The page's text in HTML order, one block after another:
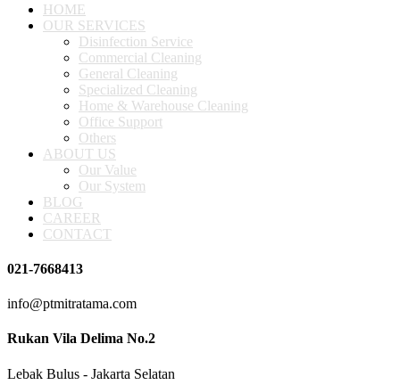
HOME
OUR SERVICES
Disinfection Service
Commercial Cleaning
General Cleaning
Specialized Cleaning
Home & Warehouse Cleaning
Office Support
Others
ABOUT US
Our Value
Our System
BLOG
CAREER
CONTACT
021-7668413
info@ptmitratama.com
Rukan Vila Delima No.2
Lebak Bulus - Jakarta Selatan